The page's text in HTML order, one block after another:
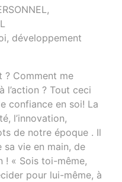
,
, développement
? Comment me
l’action ? Tout ceci
confiance en soi! La
l’innovation,
de notre époque . Il
sa vie en main, de
! « Sois toi-même,
pour lui-même, à